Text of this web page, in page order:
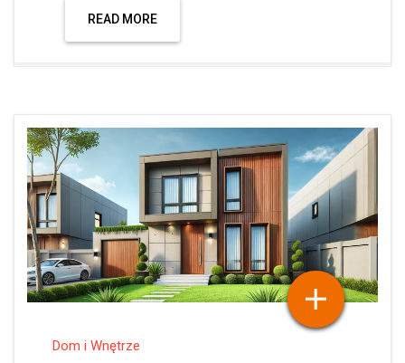
READ MORE
Dom i Wnętrze